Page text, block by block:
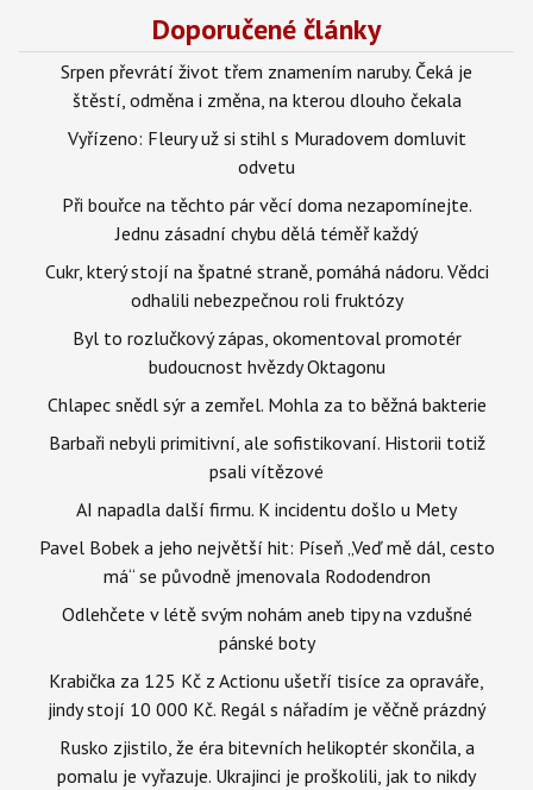
Doporučené články
Srpen převrátí život třem znamením naruby. Čeká je
štěstí, odměna i změna, na kterou dlouho čekala
Vyřízeno: Fleury už si stihl s Muradovem domluvit
odvetu
Při bouřce na těchto pár věcí doma nezapomínejte.
Jednu zásadní chybu dělá téměř každý
Cukr, který stojí na špatné straně, pomáhá nádoru. Vědci
odhalili nebezpečnou roli fruktózy
Byl to rozlučkový zápas, okomentoval promotér
budoucnost hvězdy Oktagonu
Chlapec snědl sýr a zemřel. Mohla za to běžná bakterie
Barbaři nebyli primitivní, ale sofistikovaní. Historii totiž
psali vítězové
AI napadla další firmu. K incidentu došlo u Mety
Pavel Bobek a jeho největší hit: Píseň „Veď mě dál, cesto
má“ se původně jmenovala Rododendron
Odlehčete v létě svým nohám aneb tipy na vzdušné
pánské boty
Krabička za 125 Kč z Actionu ušetří tisíce za opraváře,
jindy stojí 10 000 Kč. Regál s nářadím je věčně prázdný
Rusko zjistilo, že éra bitevních helikoptér skončila, a
pomalu je vyřazuje. Ukrajinci je proškolili, jak to nikdy